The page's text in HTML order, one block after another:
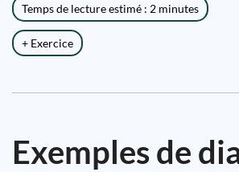
Temps de lecture estimé : 2 minutes
+ Exercice
Exemples de